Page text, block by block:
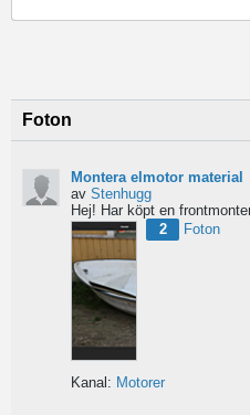
Foton
Montera elmotor material
av Stenhugg
2
Foton
Kanal: Motorer